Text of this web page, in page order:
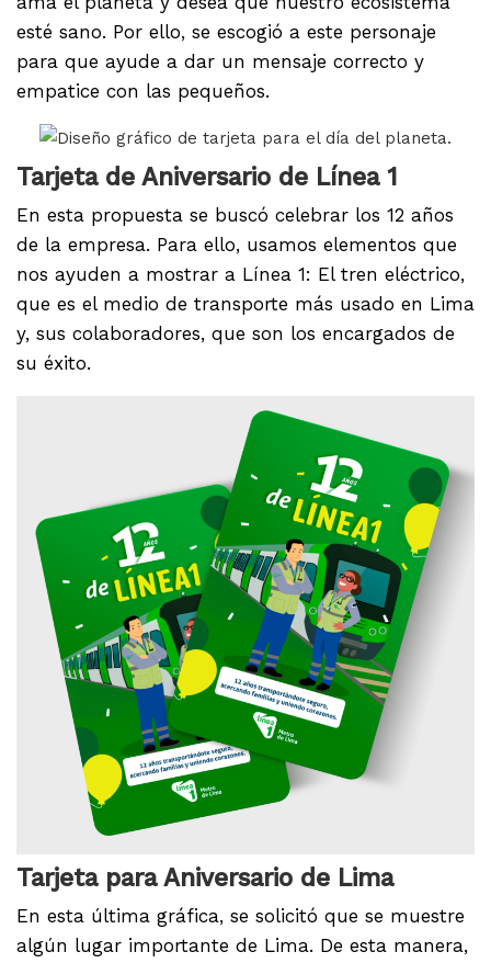
esté sano. Por ello, se escogió a este personaje
para que ayude a dar un mensaje correcto y
empatice con las pequeños.
Tarjeta de Aniversario de Línea 1
En esta propuesta se buscó celebrar los 12 años
de la empresa. Para ello, usamos elementos que
nos ayuden a mostrar a Línea 1: El tren eléctrico,
que es el medio de transporte más usado en Lima
y, sus colaboradores, que son los encargados de
su éxito.
Tarjeta para Aniversario de Lima
En esta última gráfica, se solicitó que se muestre
algún lugar importante de Lima. De esta manera,